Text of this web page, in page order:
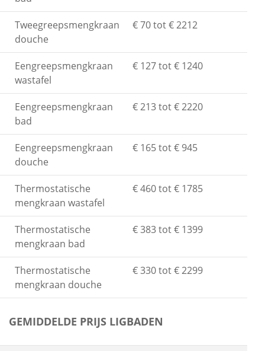
Tweegreepsmengkraan
douche
€ 70 tot € 2212
Eengreepsmengkraan
wastafel
€ 127 tot € 1240
Eengreepsmengkraan
bad
€ 213 tot € 2220
Eengreepsmengkraan
douche
€ 165 tot € 945
Thermostatische
mengkraan wastafel
€ 460 tot € 1785
Thermostatische
mengkraan bad
€ 383 tot € 1399
Thermostatische
mengkraan douche
€ 330 tot € 2299
GEMIDDELDE PRIJS LIGBADEN